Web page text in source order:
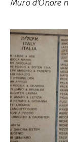
Muro d'Onore